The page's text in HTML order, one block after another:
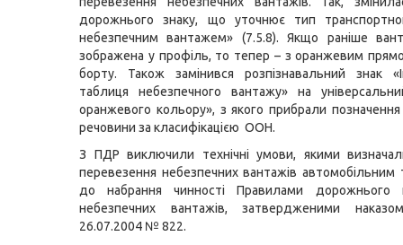
дорожнього знаку, що уточнює тип
небезпечним вантажем» (7.5.8). Якщо раніше
зображена у профіль, то тепер – з оранжевим
борту. Також замінився розпізнавальний знак
таблиця небезпечного вантажу» на
оранжевого кольору», з якого прибрали позначення
речовини за класифікацією ООН.
З ПДР виключили технічні умови, якими
перевезення небезпечних вантажів автомобільним
до набрання чинності Правилами дорожнього
небезпечних вантажів, затвердженими
26.07.2004 № 822.